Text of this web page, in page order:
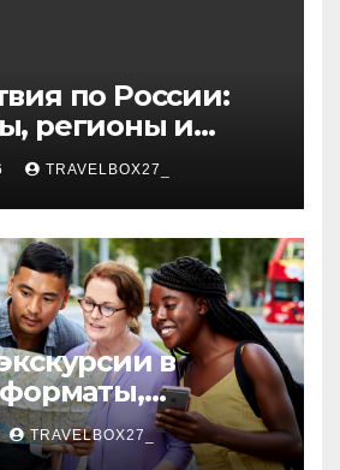
по России:
регионы и
поездок
TRAVELBOX27_
в
и особенности
TRAVELBOX27_